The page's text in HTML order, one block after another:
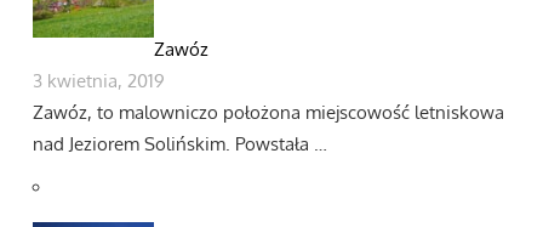
Zawóz
3 kwietnia, 2019
Zawóz, to malowniczo położona miejscowość letniskowa
nad Jeziorem Solińskim. Powstała …